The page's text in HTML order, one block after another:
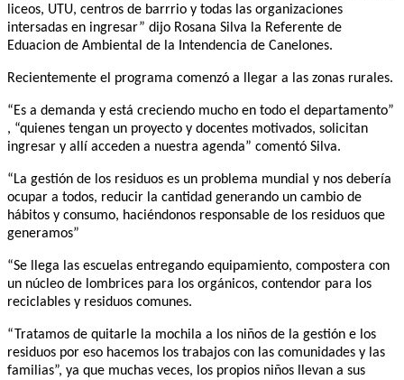
liceos, UTU, centros de barrrio y todas las organizaciones
intersadas en ingresar” dijo Rosana Silva la Referente de
Eduacion de Ambiental de la Intendencia de Canelones.
Recientemente el programa comenzó a llegar a las zonas rurales.
“Es a demanda y está creciendo mucho en todo el departamento”
, “quienes tengan un proyecto y docentes motivados, solicitan
ingresar y allí acceden a nuestra agenda” comentó Silva.
“La gestión de los residuos es un problema mundial y nos debería
ocupar a todos, reducir la cantidad generando un cambio de
hábitos y consumo, haciéndonos responsable de los residuos que
generamos”
“Se llega las escuelas entregando equipamiento, compostera con
un núcleo de lombrices para los orgánicos, contendor para los
reciclables y residuos comunes.
“Tratamos de quitarle la mochila a los niños de la gestión e los
residuos por eso hacemos los trabajos con las comunidades y las
familias”, ya que muchas veces, los propios niños llevan a sus